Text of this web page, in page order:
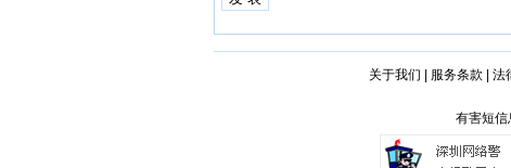
关于我们 服务条款 法
有害短信